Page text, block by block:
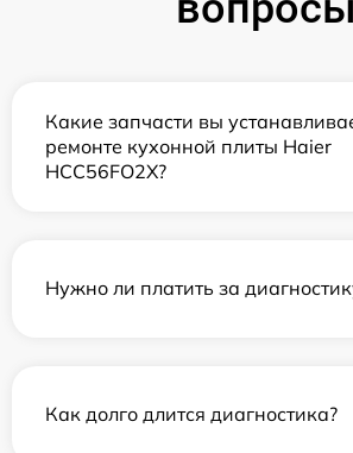
Какие запчасти вы
ремонте кухонной плиты Haier
HCC56FO2X?
Нужно ли платить за
Как долго длится диагностика?